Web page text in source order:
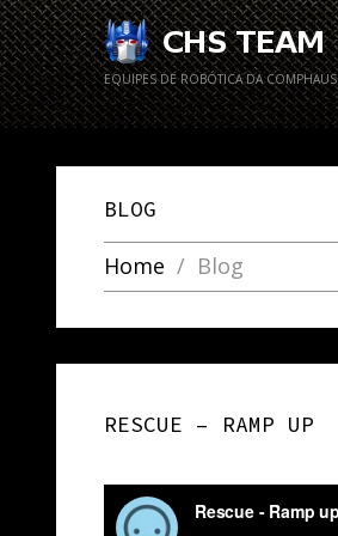
EQUIPES DE ROBÓTICA DA COMPHAUS
BLOG
Home Blog
RESCUE – RAMP UP